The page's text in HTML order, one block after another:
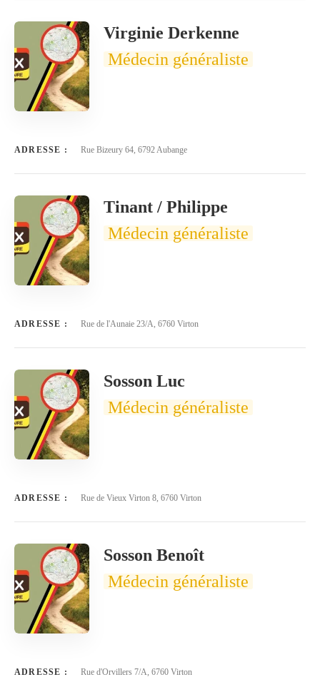
Virginie Derkenne
Médecin généraliste
ADRESSE : Rue Bizeury 64, 6792 Aubange
Tinant / Philippe
Médecin généraliste
ADRESSE : Rue de l'Aunaie 23/A, 6760 Virton
Sosson Luc
Médecin généraliste
ADRESSE : Rue de Vieux Virton 8, 6760 Virton
Sosson Benoît
Médecin généraliste
ADRESSE : Rue d'Orvillers 7/A, 6760 Virton